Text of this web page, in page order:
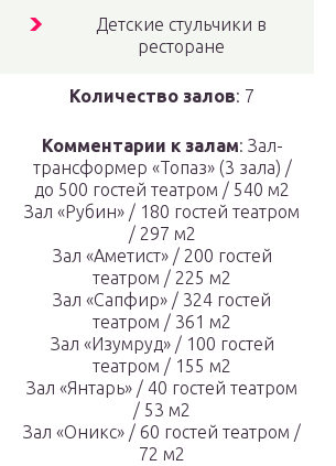
Детские стульчики в
ресторане
Количество залов: 7
Комментарии к залам: Зал-
трансформер «Топаз» (3 зала) /
до 500 гостей театром / 540 м2
Зал «Рубин» / 180 гостей театром
/ 297 м2
Зал «Аметист» / 200 гостей
театром / 225 м2
Зал «Сапфир» / 324 гостей
театром / 361 м2
Зал «Изумруд» / 100 гостей
театром / 155 м2
Зал «Янтарь» / 40 гостей театром
/ 53 м2
Зал «Оникс» / 60 гостей театром /
72 м2